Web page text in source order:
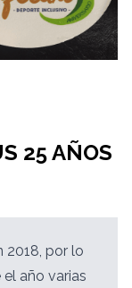
25 AÑOS
2018, por lo
año varias